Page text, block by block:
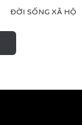
ĐỜI SỐNG XÃ HỘI